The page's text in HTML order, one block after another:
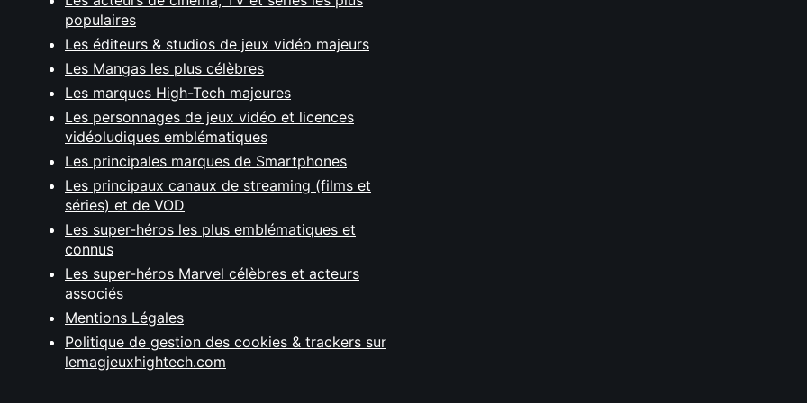
populaires
Les éditeurs & studios de jeux vidéo majeurs
Les Mangas les plus célèbres
Les marques High-Tech majeures
Les personnages de jeux vidéo et licences
vidéoludiques emblématiques
Les principales marques de Smartphones
Les principaux canaux de streaming (films et
séries) et de VOD
Les super-héros les plus emblématiques et
connus
Les super-héros Marvel célèbres et acteurs
associés
Mentions Légales
Politique de gestion des cookies & trackers sur
lemagjeuxhightech.com